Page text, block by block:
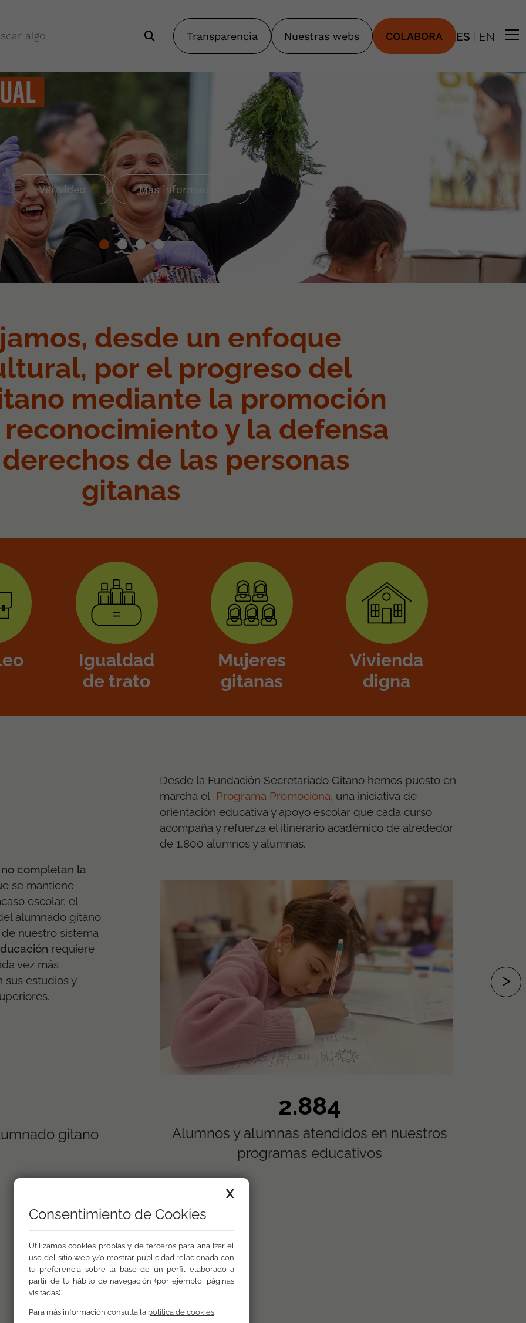
Transparencia Nuestras webs COLABORA ES EN
Más información
desde un enfoque
por el progreso del
mediante la promoción
y la defensa
de las personas
gitanas
Igualdad
de trato
Mujeres
gitanas
Vivienda
digna
no completan la
se mantiene
escolar, el
alumnado gitano
nuestro sistema
requiere
vez más
sus estudios y
gitano
Desde la Fundación Secretariado Gitano hemos puesto en
marcha el Programa Promociona, una iniciativa de
orientación educativa y apoyo escolar que cada curso
acompaña y refuerza el itinerario académico de alrededor
de 1.800 alumnos y alumnas.
5.820
Alumnos y alumnas atendidos en nuestros
programas educativos
>
X
Consentimiento de Cookies
Utilizamos cookies propias y de terceros para analizar el
uso del sitio web y/o mostrar publicidad relacionada con
tu preferencia sobre la base de un perfil elaborado a
partir de tu hábito de navegación (por ejemplo, páginas
visitadas).
Para más información consulta la política de cookies.